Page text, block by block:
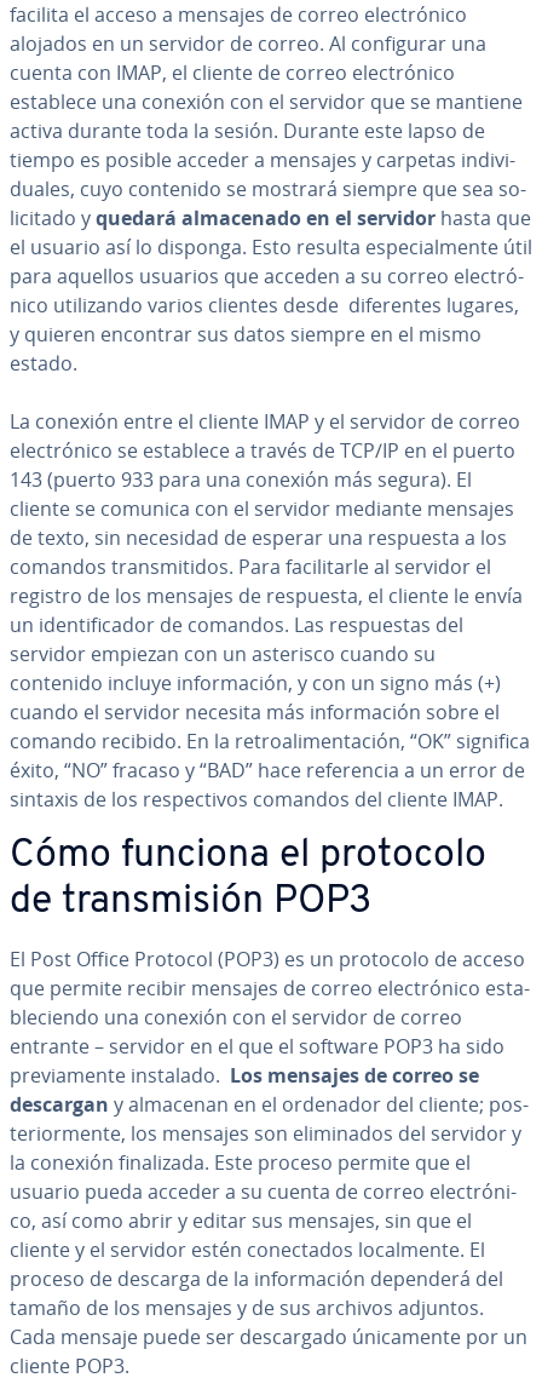
facilita el acceso a mensajes de correo ele­c­tró­ni­co
alojados en un servidor de correo. Al co­n­fi­gu­rar una
cuenta con IMAP, el cliente de correo ele­c­tró­ni­co
establece una conexión con el servidor que se mantiene
activa durante toda la sesión. Durante este lapso de
tiempo es posible acceder a mensajes y carpetas in­di­vi­
dua­les, cuyo contenido se mostrará siempre que sea so­
li­ci­ta­do yquedará al­ma­ce­na­do en el servidor hasta que
el usuario así lo disponga. Esto resulta es­pe­cia­l­me­n­te útil
para aquellos usuarios que acceden a su correo ele­c­tró­
ni­co uti­li­za­n­do varios clientes desde di­fe­re­n­tes lugares,
y quieren encontrar sus datos siempre en el mismo
estado.
La conexión entre el cliente IMAP y el servidor de correo
ele­c­tró­ni­co se establece a través de TCP/IP en el puerto
143 (puerto 933 para una conexión más segura). El
cliente se comunica con el servidor mediante mensajes
de texto, sin necesidad de esperar una respuesta a los
comandos tra­n­s­mi­ti­dos. Para fa­ci­li­tar­le al servidor el
registro de los mensajes de respuesta, el cliente le envía
un ide­n­ti­fi­ca­dor de comandos. Las re­s­pue­s­tas del
servidor empiezan con un asterisco cuando su
contenido incluye in­fo­r­ma­ción, y con un signo más (+)
cuando el servidor necesita más in­fo­r­ma­ción sobre el
comando recibido. En la re­tro­ali­me­n­ta­ción, “OK” significa
éxito, “NO” fracaso y “BAD” hace re­fe­re­n­cia a un error de
sintaxis de los re­s­pe­c­ti­vos comandos del cliente IMAP.
Cómo funciona el protocolo
de tra­n­s­mi­sión POP3
El Post Office Protocol (POP3) es un protocolo de acceso
que permite recibir mensajes de correo ele­c­tró­ni­co es­ta­
ble­cie­n­do una conexión con el servidor de correo
entrante – servidor en el que el software POP3 ha sido
pre­via­me­n­te instalado. Los mensajes de correo se
descargan y almacenan en el ordenador del cliente; po­s­
te­rio­r­me­n­te, los mensajes son eli­mi­na­dos del servidor y
la conexión fi­na­li­za­da. Este proceso permite que el
usuario pueda acceder a su cuenta de correo ele­c­tró­ni­
co, así como abrir y editar sus mensajes, sin que el
cliente y el servidor estén co­ne­c­ta­dos lo­ca­l­me­n­te. El
proceso de descarga de la in­fo­r­ma­ción dependerá del
tamaño de los mensajes y de sus archivos adjuntos.
Cada mensaje puede ser de­s­ca­r­ga­do úni­ca­me­n­te por un
cliente POP3.